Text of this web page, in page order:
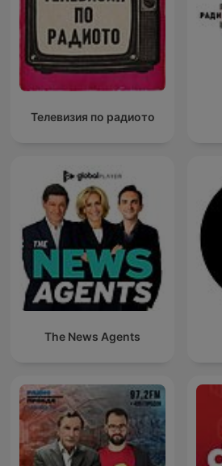
Телевизия по радиото
The News Agents